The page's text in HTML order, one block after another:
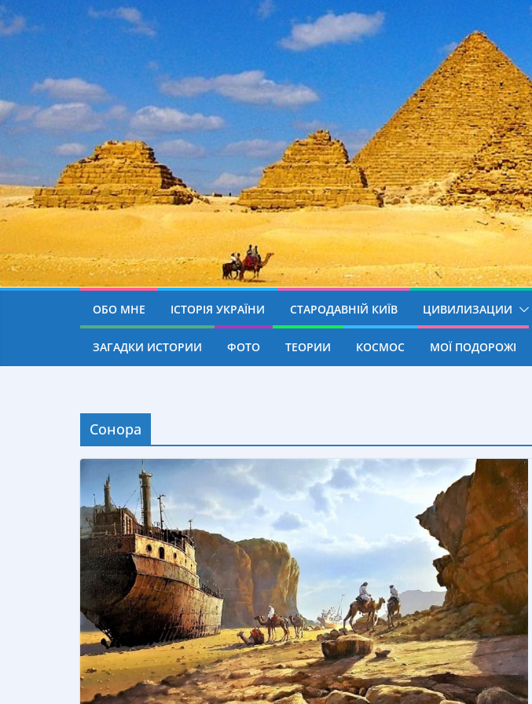
ОБО МНЕ ІСТОРІЯ УКРАЇНИ СТАРОДАВНІЙ КИЇВ ЦИВИЛИЗАЦИИ
ЗАГАДКИ ИСТОРИИ ФОТО ТЕОРИИ КОСМОС МОЇ ПОДОРОЖІ
Сонора